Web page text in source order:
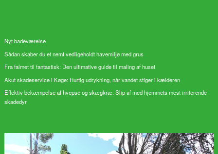
Nyt badeværelse
Sådan skaber du et nemt vedligeholdt havemiljø med grus
Fra falmet til fantastisk: Den ultimative guide til maling af huset
Akut skadeservice i Køge: Hurtig udrykning, når vandet stiger i kælderen
Effektiv bekæmpelse af hvepse og skægkræ: Slip af med hjemmets mest irriterende
skadedyr